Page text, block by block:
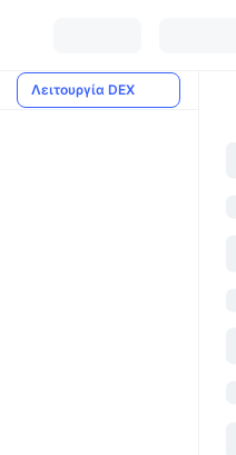
Λειτουργία DEX